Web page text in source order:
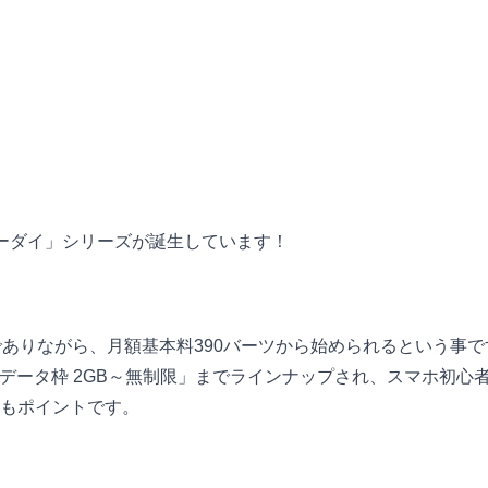
イ」シリーズが誕生しています！
りながら、月額基本料390バーツから始められるという事で
ータ枠 2GB～無制限」までラインナップされ、スマホ初心
ポイントです。